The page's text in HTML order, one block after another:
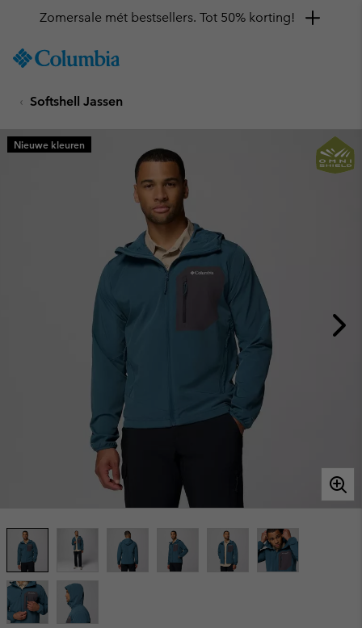
TO
SKIP
MAIN
NAV
Zomersale mét bestsellers. Tot 50% korting!
Softshell Jassen
Nieuwe kleuren